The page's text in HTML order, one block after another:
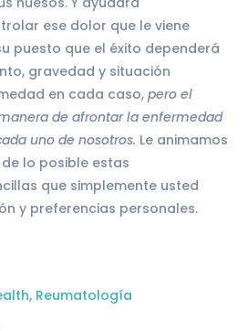
ese dolor que le viene
puesto que el éxito dependerá
gravedad y situación
en cada caso, pero el
de afrontar la enfermedad
uno de nosotros. Le animamos
lo posible estas
que simplemente usted
y preferencias personales.
, Reumatología